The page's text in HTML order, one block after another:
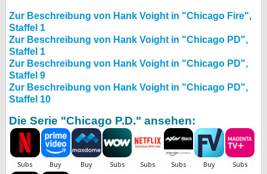
Zur Beschreibung von Hank Voight in "Chicago Fire",
Staffel 1
Zur Beschreibung von Hank Voight in "Chicago PD",
Staffel 1
Zur Beschreibung von Hank Voight in "Chicago PD",
Staffel 9
Zur Beschreibung von Hank Voight in "Chicago PD",
Staffel 10
Die Serie "Chicago P.D." ansehen: